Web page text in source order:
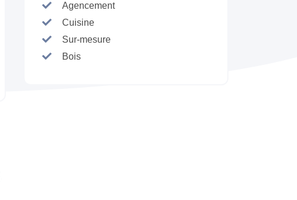
Agencement
Cuisine
Sur-mesure
Bois